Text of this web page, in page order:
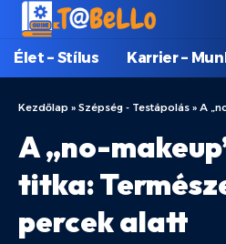
Élet – Stílus Karrier –
Kezdőlap » Szépség - Testápolás » A „no-
A „no-
titka:
percek alatt